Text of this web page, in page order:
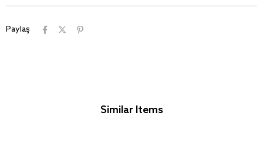
Paylaş
Similar Items